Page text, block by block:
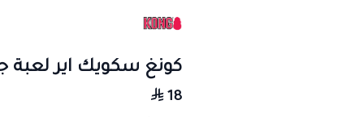
كونغ سكويك اير لعبة
18